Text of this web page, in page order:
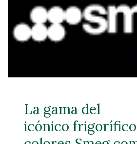
La gama del
icónico